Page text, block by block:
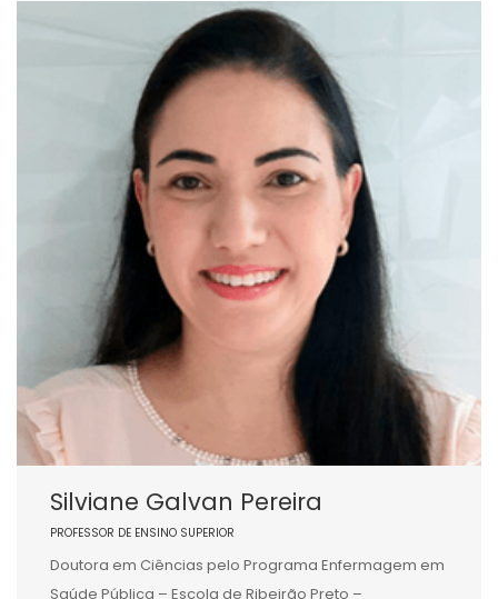
Silviane Galvan Pereira
PROFESSOR DE ENSINO SUPERIOR
Doutora em Ciências pelo Programa Enfermagem em
Saúde Pública – Escola de Ribeirão Preto –